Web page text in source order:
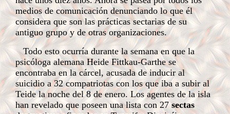
medios de comunicación denunciando lo que él
considera que son las prácticas sectarias de su
antiguo grupo y de otras organizaciones.
Todo esto ocurría durante la semana en que la
psicóloga alemana Heide Fittkau-Garthe se
encontraba en la cárcel, acusada de inducir al
suicidio a 32 compatriotas con los que iba a subir al
Teide la noche del 8 de enero. Los agentes de la isla
han revelado que poseen una lista con 27sectas